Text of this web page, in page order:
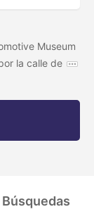
Museum
la calle de